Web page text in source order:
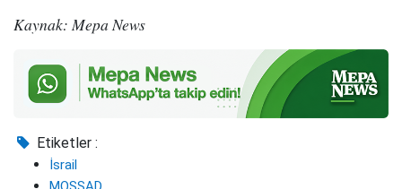
Kaynak: Mepa News
Etiketler :
İsrail